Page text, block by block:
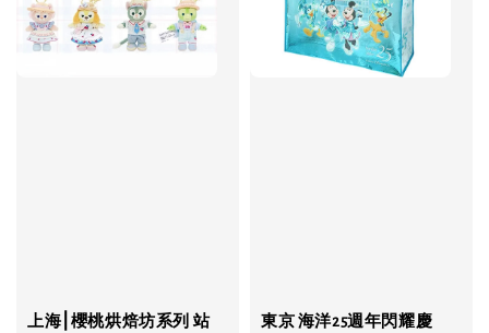
上海⎮櫻桃烘焙坊系列 站
東京 海洋25週年閃耀慶